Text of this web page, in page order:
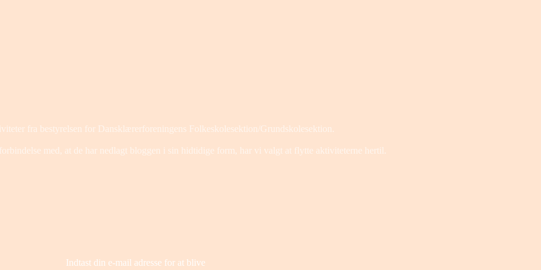
fra bestyrelsen for Dansklærerforeningens Folkeskolesektion/Grundskolesektion.
med, at de har nedlagt bloggen i sin hidtidige form, har vi valgt at flytte aktiviteterne hertil.
Indtast din e-mail adresse for at blive